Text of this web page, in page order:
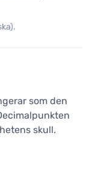
som den
skull.